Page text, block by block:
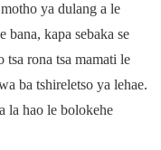
ya dulang a le
bana, kapa sebaka se
tsa rona tsa mamati le
ba tshireletso ya lehae.
la hao le bolokehe